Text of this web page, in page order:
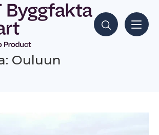
Hae sisältöjä
Ouluun